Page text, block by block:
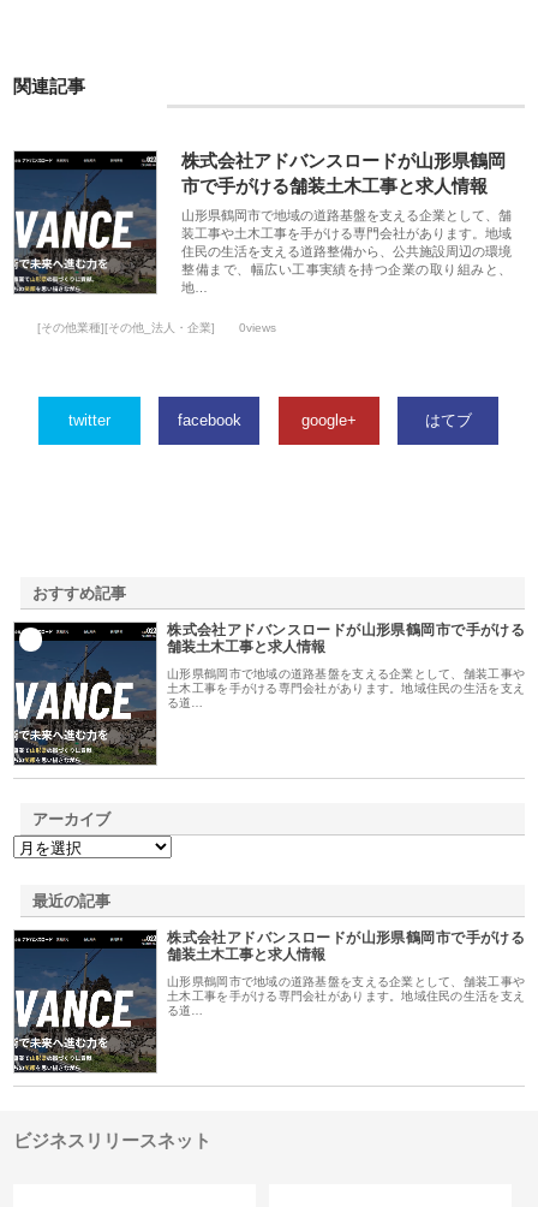
関連記事
株式会社アドバンスロードが山形県鶴岡
市で手がける舗装土木工事と求人情報
山形県鶴岡市で地域の道路基盤を支える企業として、舗
装工事や土木工事を手がける専門会社があります。地域
住民の生活を支える道路整備から、公共施設周辺の環境
整備まで、幅広い工事実績を持つ企業の取り組みと、
地…
[その他業種][その他_法人・企業] 0views
twitter facebook google+ はてブ
おすすめ記事
株式会社アドバンスロードが山形県鶴岡市で手がける
舗装土木工事と求人情報
山形県鶴岡市で地域の道路基盤を支える企業として、舗装工事や
土木工事を手がける専門会社があります。地域住民の生活を支え
る道…
アーカイブ
最近の記事
株式会社アドバンスロードが山形県鶴岡市で手がける
舗装土木工事と求人情報
山形県鶴岡市で地域の道路基盤を支える企業として、舗装工事や
土木工事を手がける専門会社があります。地域住民の生活を支え
る道…
ビジネスリリースネット